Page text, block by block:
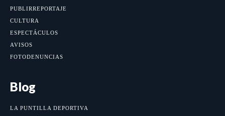
PUBLIRREPORTAJE
CULTURA
ESPECTÁCULOS
AVISOS
FOTODENUNCIAS
Blog
LA PUNTILLA DEPORTIVA